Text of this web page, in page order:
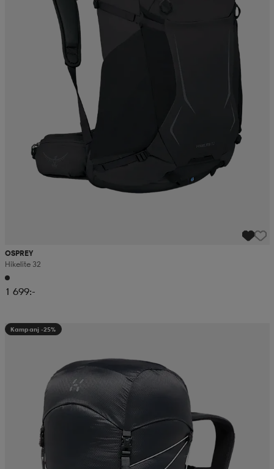
OSPREY
Hikelite 32
1 699:-
Kampanj -25%